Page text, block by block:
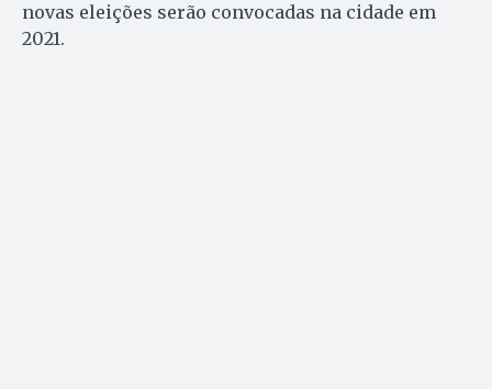
novas eleições serão convocadas na cidade em
2021.